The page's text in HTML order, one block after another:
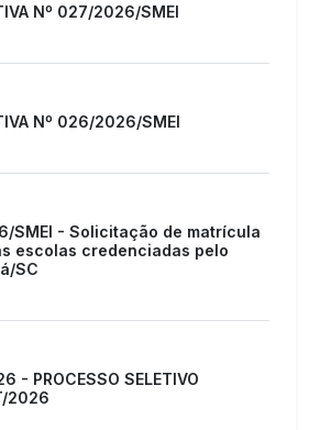
Nº 027/2026/SMEI
Nº 026/2026/SMEI
SMEI - Solicitação de matrícula
escolas credenciadas pelo
SC
- PROCESSO SELETIVO
2026